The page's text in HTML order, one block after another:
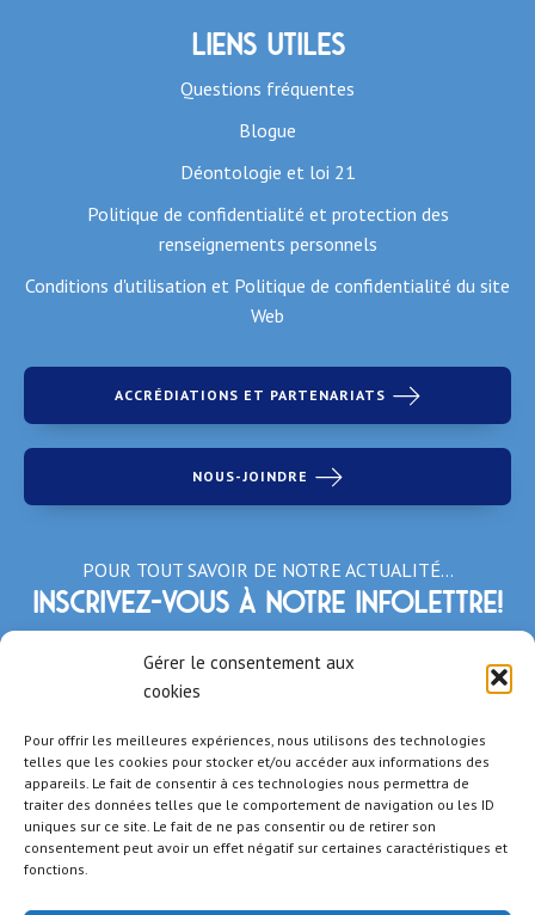
Gérer le consentement aux
cookies
Pour offrir les meilleures expériences, nous utilisons des technologies
telles que les cookies pour stocker et/ou accéder aux informations des
appareils. Le fait de consentir à ces technologies nous permettra de
traiter des données telles que le comportement de navigation ou les ID
uniques sur ce site. Le fait de ne pas consentir ou de retirer son
consentement peut avoir un effet négatif sur certaines caractéristiques et
fonctions.
Liens utiles
Questions fréquentes
Blogue
Déontologie et loi 21
Politique de confidentialité et protection des
renseignements personnels
Conditions d'utilisation et Politique de confidentialité du site
Web
ACCRÉDIATIONS ET PARTENARIATS
NOUS-JOINDRE
POUR TOUT SAVOIR DE NOTRE ACTUALITÉ…
Inscrivez-vous à notre infolettre!
*Champs obligatoires